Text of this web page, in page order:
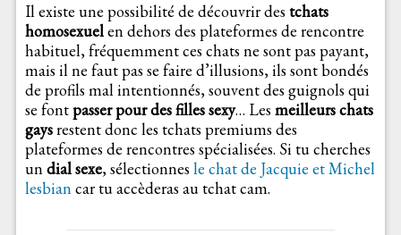
Il existe une possibilité de découvrir des tchats
homosexuelen dehors des plateformes de rencontre
habituel, fréquemment ces chats ne sont pas payant,
mais il ne faut pas se faire d’illusions, ils sont bondés
de profils mal intentionnés, souvent des guignols qui
se fontpasser pour des filles sexy… Les meilleurs chats
gaysrestent donc les tchats premiums des
plateformes de rencontres spécialisées. Si tu cherches
undial sexe, sélectionnes le chat de Jacquie et Michel
lesbiancar tu accèderas au tchat cam.